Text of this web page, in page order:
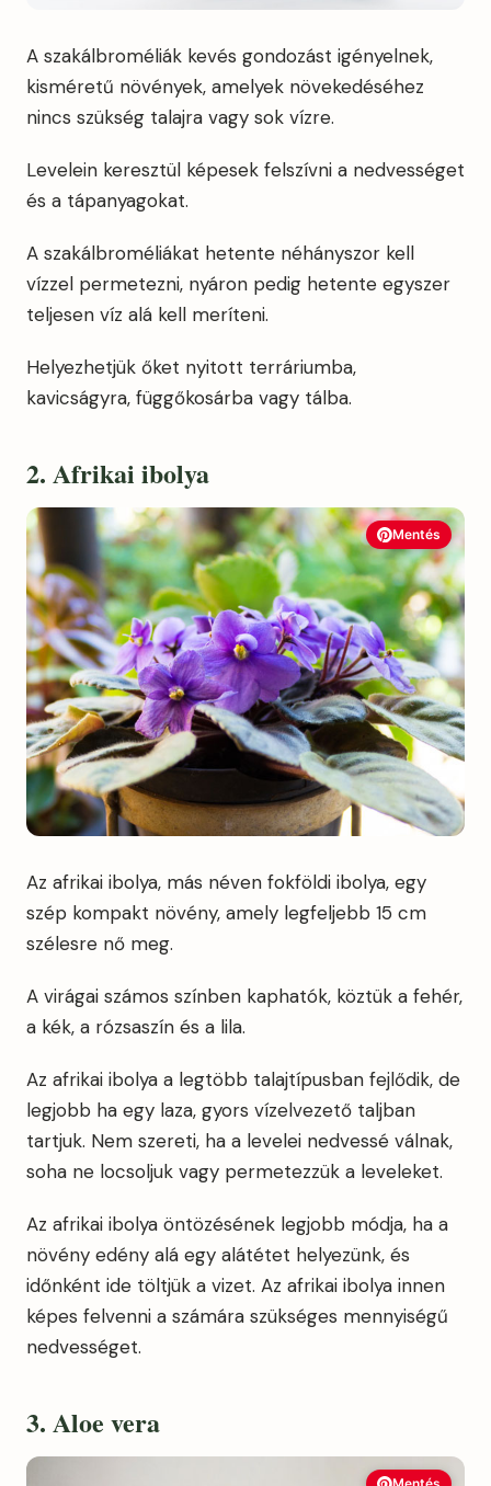
A szakálbroméliák kevés gondozást igényelnek,
kisméretű növények, amelyek növekedéséhez
nincs szükség talajra vagy sok vízre.
Levelein keresztül képesek felszívni a nedvességet
és a tápanyagokat.
A szakálbroméliákat hetente néhányszor kell
vízzel permetezni, nyáron pedig hetente egyszer
teljesen víz alá kell meríteni.
Helyezhetjük őket nyitott terráriumba,
kavicságyra, függőkosárba vagy tálba.
2. Afrikai ibolya
Mentés
Az afrikai ibolya, más néven fokföldi ibolya, egy
szép kompakt növény, amely legfeljebb 15 cm
szélesre nő meg.
A virágai számos színben kaphatók, köztük a fehér,
a kék, a rózsaszín és a lila.
Az afrikai ibolya a legtöbb talajtípusban fejlődik, de
legjobb ha egy laza, gyors vízelvezető taljban
tartjuk. Nem szereti, ha a levelei nedvessé válnak,
soha ne locsoljuk vagy permetezzük a leveleket.
Az afrikai ibolya öntözésének legjobb módja, ha a
növény edény alá egy alátétet helyezünk, és
időnként ide töltjük a vizet. Az afrikai ibolya innen
képes felvenni a számára szükséges mennyiségű
nedvességet.
3. Aloe vera